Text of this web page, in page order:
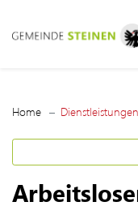
Home Dienstleistungen